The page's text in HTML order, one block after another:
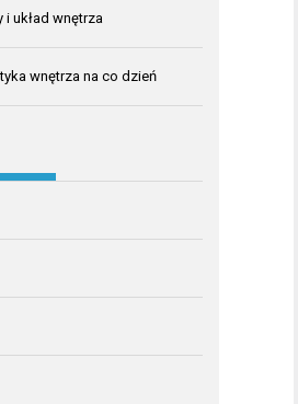
układ wnętrza
wnętrza na co dzień